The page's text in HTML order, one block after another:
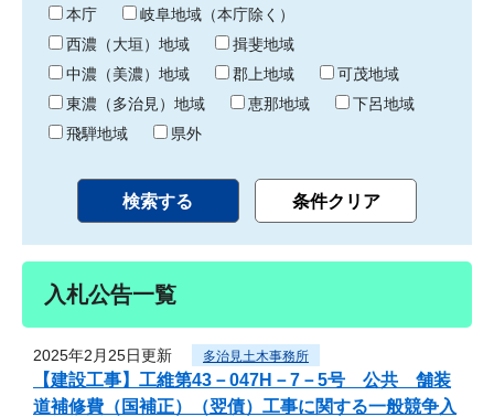
わ
り
本庁
岐阜地域（本庁除く）
西濃（大垣）地域
揖斐地域
中濃（美濃）地域
郡上地域
可茂地域
東濃（多治見）地域
恵那地域
下呂地域
飛騨地域
県外
入札公告一覧
2025年2月25日更新 多治見土木事務所
【建設工事】工維第43－047H－7－5号 公共 舗装
道補修費（国補正）（翌債）工事に関する一般競争入